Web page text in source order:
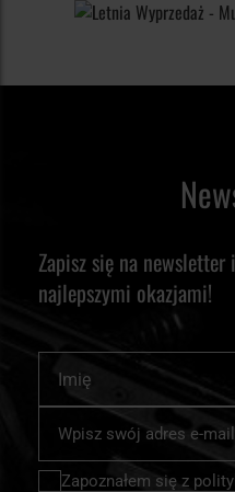
Zapisz się na
najlepszymi okazjami!
nasz
newsletter:
Zapoznałem się z